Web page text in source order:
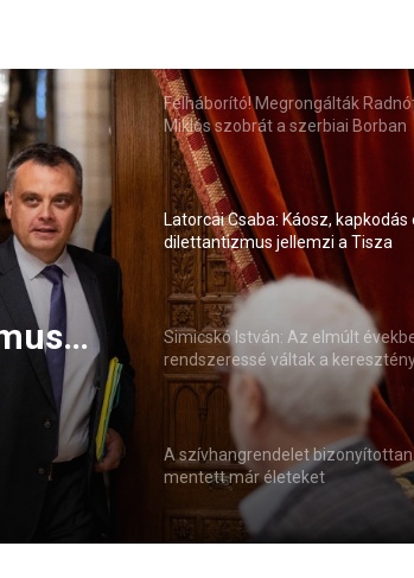
a
Felháborító! Megrongálták
Miklós szobrát a szerbiai Borban
Latorcai Csaba: Káosz, kapkodás
dilettantizmus jellemzi a Tisza
kormányzását
Simicskó István: Az elmúlt
rendszeressé váltak a
elleni agresszív megnyilvánulások
A szívhangrendelet bizonyítottan
mentett már életeket